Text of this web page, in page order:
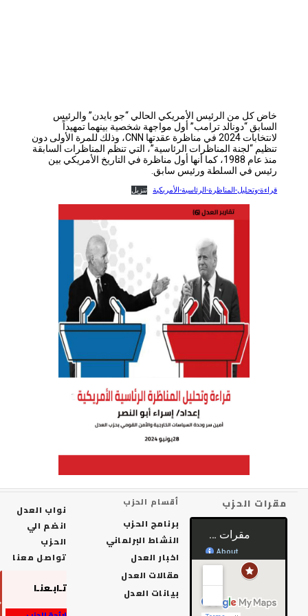
خاض كل من الرئيس الأمريكي الحالي “جو بايدن” والرئيس
السابق “دونالد ترامب” أول مواجهة شخصية بينهما تمهيداً
لانتخابات 2024 في مناظرة عقدتها CNN، وذلك للمرة الأولى دون
تنظيم “لجنة المناظرات الرئاسية”، التي تنظم المناظرات السابقة
منذ عام 1988، كما أنها أول مناظرة في التاريخ الأمريكي بين
رئيس في السلطة ورئيس سابق.
قراءة-وتحليل-المناظرة-الرئاسية-الأمريكية تنزيل
الحزب أقسام الحزب
برنامج الحزب
النشاط البرلماني
اخبار العدل
مقالات العدل
بيانات العدل
نواب العدل
انضم الي
تواصل معنا
تـابـعنـا